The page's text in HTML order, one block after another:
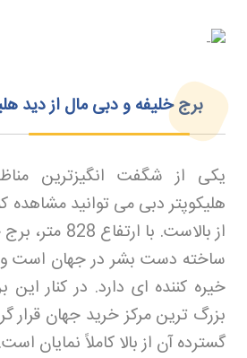
برج خلیفه و دبی مال از دید
یکی از شگفت‌ انگیزترین
هلیکوپتر دبی می‌ توانید مشاهده
از بالاست. با
ساخته دست بشر در جهان است و
خیره‌ کننده‌ ای دارد. در کنار
بزرگ‌ ترین مرکز خرید جهان قرار
گسترده آن از بالا کاملاً نمایان است.